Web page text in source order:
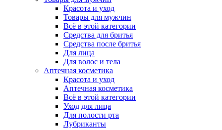
Красота и уход
Товары для мужчин
Всё в этой категории
Средства для бритья
Средства после бритья
Для лица
Для волос и тела
Аптечная косметика
Красота и уход
Аптечная косметика
Всё в этой категории
Уход для лица
Для полости рта
Лубриканты